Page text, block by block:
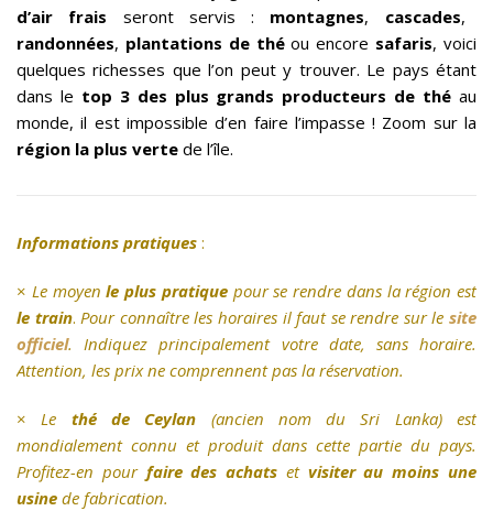
d’air frais seront servis : montagnes, cascades,
randonnées, plantations de théou encore safaris, voici
quelques richesses que l’on peut y trouver. Le pays étant
dans le top 3 des plus grands producteurs de thé au
monde, il est impossible d’en faire l’impasse ! Zoom sur la
région la plus verte de l’île.
Informations pratiques :
× Le moyenle plus pratiquepour se rendre dans la région est
le train.Pour connaître les horaires il faut se rendre sur lesite
officiel. Indiquez principalement votre date, sans horaire.
Attention, les prix ne comprennent pas la réservation.
×Le thé de Ceylan (ancien nom du Sri Lanka) est
mondialement connu et produit dans cette partie du pays.
Profitez-en pour faire des achats et visiter au moins une
usine de fabrication.